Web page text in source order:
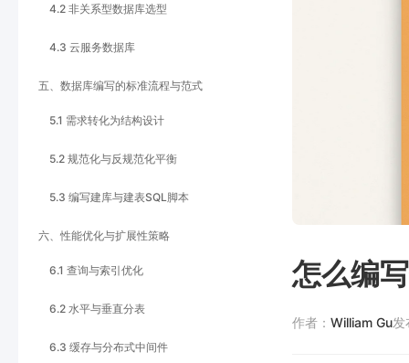
4.2 非关系型数据库选型
4.3 云服务数据库
五、数据库编写的标准流程与范式
5.1 需求转化为结构设计
5.2 规范化与反规范化平衡
5.3 编写建库与建表SQL脚本
六、性能优化与扩展性策略
6.1 查询与索引优化
6.2 水平与垂直分表
6.3 缓存与分布式中间件
怎么编
作者： William Gu发